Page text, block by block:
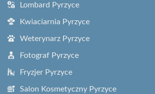
Lombard Pyrzyce
Kwiaciarnia Pyrzyce
Weterynarz Pyrzyce
Fotograf Pyrzyce
Fryzjer Pyrzyce
Salon Kosmetyczny Pyrzyce